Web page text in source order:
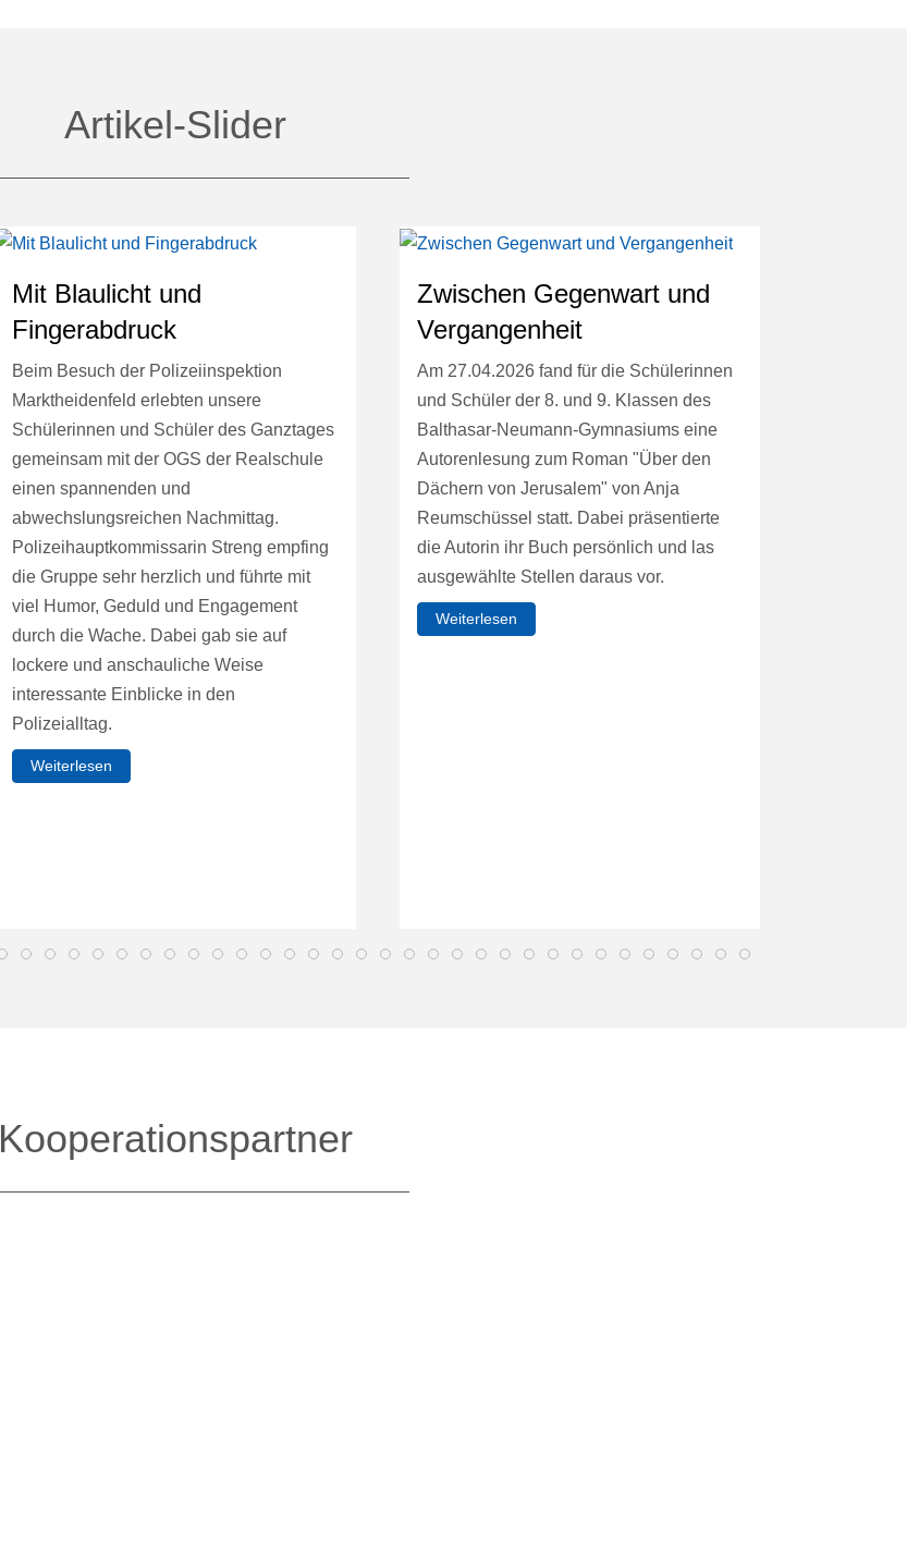
Artikel-Slider
Mit Blaulicht und
Fingerabdruck
Beim Besuch der Polizeiinspektion
Marktheidenfeld erlebten unsere
Schülerinnen und Schüler des Ganztages
gemeinsam mit der OGS der Realschule
einen spannenden und
abwechslungsreichen Nachmittag.
Polizeihauptkommissarin Streng empfing
die Gruppe sehr herzlich und führte mit
viel Humor, Geduld und Engagement
durch die Wache. Dabei gab sie auf
lockere und anschauliche Weise
interessante Einblicke in den
Polizeialltag.
Weiterlesen
Zwischen Gegenwart und
Vergangenheit
Am 27.04.2026 fand für die Schülerinnen
und Schüler der 8. und 9. Klassen des
Balthasar-Neumann-Gymnasiums eine
Autorenlesung zum Roman "Über den
Dächern von Jerusalem" von Anja
Reumschüssel statt. Dabei präsentierte
die Autorin ihr Buch persönlich und las
ausgewählte Stellen daraus vor.
Weiterlesen
Kooperationspartner